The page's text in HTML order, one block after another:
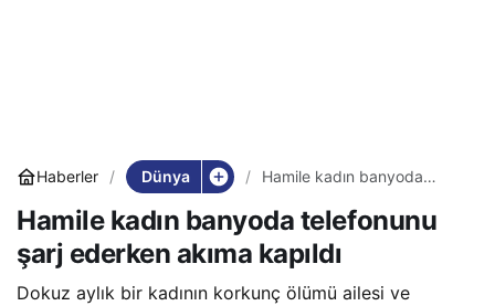
Haberler Dünya
Hamile kadın banyoda
akıma kapıldı
Hamile kadın banyoda telefonunu
şarj ederken akıma kapıldı
Dokuz aylık bir kadının korkunç ölümü ailesi ve